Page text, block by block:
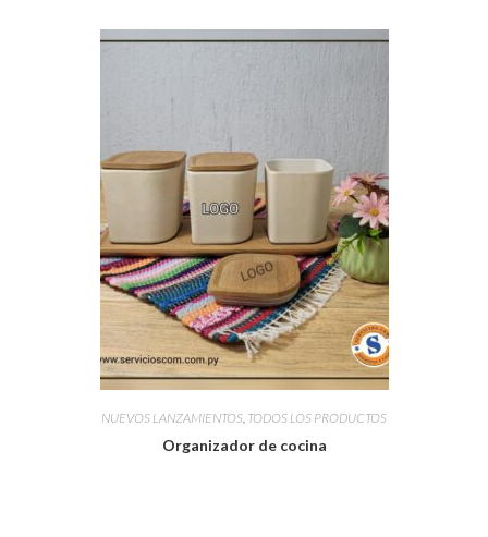
NUEVOS LANZAMIENTOS, TODOS LOS PRODUCTOS
Organizador de cocina